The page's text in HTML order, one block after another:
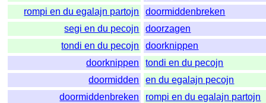
rompi en du egalajn partojn
doormiddenbreken
segi en du pecojn
doorzagen
tondi en du pecojn
doorknippen
doorknippen
tondi en du pecojn
doormidden
en du egalajn pecojn
doormiddenbreken
rompi en du egalajn partojn